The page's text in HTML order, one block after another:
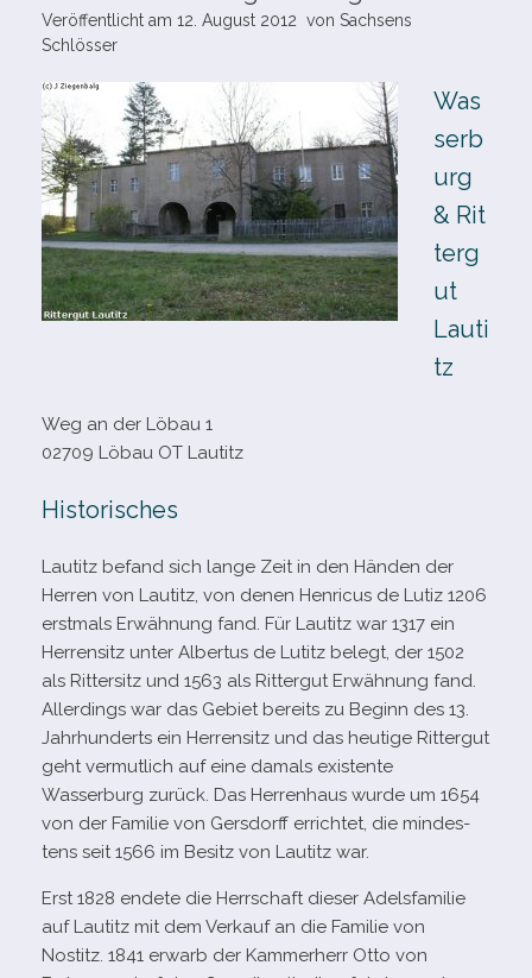
Veröffentlicht am 12. August 2012 von Sachsens
Schlösser
Was
serb
urg
& Rit
terg
ut
Lauti
tz
Weg an der Löbau 1
02709 Löbau OT Lautitz
Historisches
Lautitz befand sich lange Zeit in den Händen der
Herren von Lautitz, von denen Henricus de Lutiz 1206
erst­mals Erwähnung fand. Für Lautitz war 1317 ein
Herrensitz unter Albertus de Lutitz belegt, der 1502
als Rittersitz und 1563 als Rittergut Erwähnung fand.
Allerdings war das Gebiet bereits zu Beginn des 13.
Jahrhunderts ein Herrensitz und das heu­tige Rittergut
geht ver­mut­lich auf eine damals exis­tente
Wasserburg zurück. Das Herrenhaus wurde um 1654
von der Familie von Gersdorff errich­tet, die min­des­
tens seit 1566 im Besitz von Lautitz war.
Erst 1828 endete die Herrschaft die­ser Adelsfamilie
auf Lautitz mit dem Verkauf an die Familie von
Nostitz. 1841 erwarb der Kammerherr Otto von